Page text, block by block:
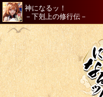
神になるッ！
－下剋上の修行伝－